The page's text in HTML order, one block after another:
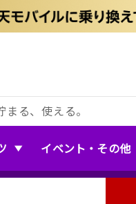
る、使える。
イベント・その他